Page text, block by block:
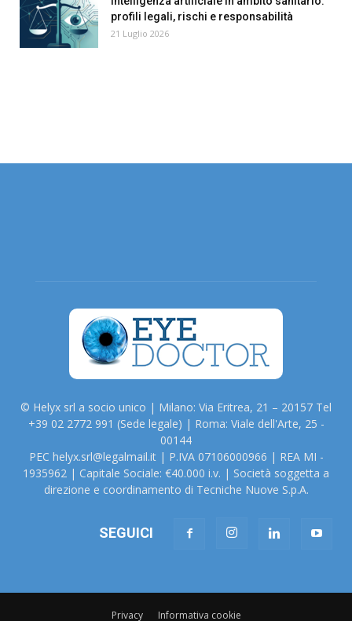
profili legali, rischi e responsabilità
21 Luglio 2026
© Helyx srl a socio unico | Milano: Via Eritrea, 21 – 20157 Tel
+39 02 2772 991 (Sede legale) | Roma: Viale dell'Arte, 25 -
00144
PEC helyx.srl@legalmail.it | P.IVA 07106000966 | REA MI -
1935962 | Capitale Sociale: €40.000 i.v. | Società soggetta a
direzione e coordinamento di Tecniche Nuove S.p.A.
SEGUICI
Privacy Informativa cookie